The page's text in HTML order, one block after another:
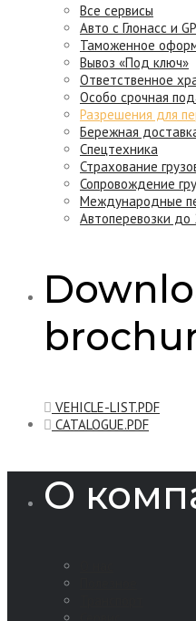
Все сервисы
Авто с Глонасс и
Таможенное
Вывоз «Под ключ»
Ответственное
Особо срочная
Разрешения для
Бережная
Спецтехника
Страхование
Сопровождение
Международные
Автоперевозки до
VEHICLE-LIST.PDF
CATALOGUE.PDF
О